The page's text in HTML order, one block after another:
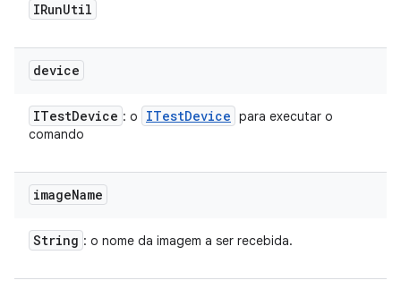
IRunUtil
device
ITestDevice : o ITestDevice para executar o
comando
imageName
String : o nome da imagem a ser recebida.